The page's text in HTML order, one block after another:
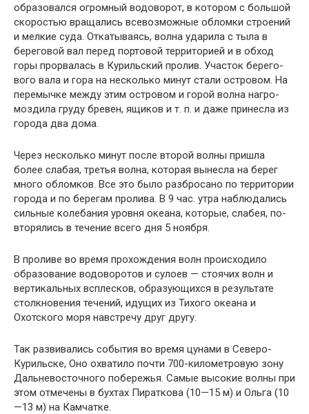
образовался огромный водоворот, в котором с боль­шой
скоростью вращались всевозможные обломки строе­ний
и мелкие суда. Откатываясь, волна ударила с тыла в
береговой вал перед портовой территорией и в обход
горы прорвалась в Курильский пролив. Участок берего­
вого вала и гора на несколько минут стали островом. На
перемычке между этим островом и горой волна нагро­
моздила груду бревен, ящиков и т. п. и даже принесла из
города два дома.
Через несколько минут после второй волны пришла
более слабая, третья волна, которая вынесла на берег
много обломков. Все это было разбросано по территории
города и по берегам пролива. В 9 час. утра наблюдались
сильные колебания уровня океана, которые, слабея, по­
вторялись в течение всего дня 5 ноября.
В проливе во время прохождения волн происходило
образование водоворотов и сулоев — стоячих волн и
вер­тикальных всплесков, образующихся в результате
столк­новения течений, идущих из Тихого океана и
Охотского моря навстречу друг другу.
Так развивались события во время цунами в Северо-
Курильске, Оно охватило почти 700-километровую зону
Дальневосточного побережья. Самые высокие волны при
этом отмечены в бухтах Пираткова (10—15 м) и Ольга (10
—13 м) на Камчатке.